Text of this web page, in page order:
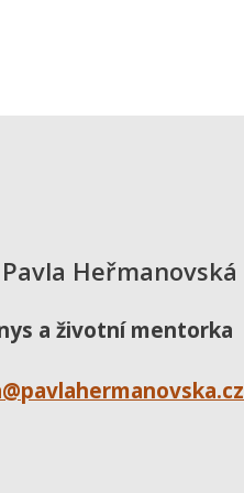
Heřmanovská
a životní mentorka